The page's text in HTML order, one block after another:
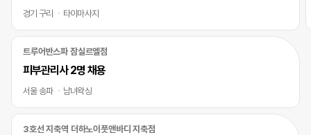
경기 구리 타이마사지
트루어반스파 잠실르엘점
피부관리사 2명 채용
서울 송파 남녀왁싱
3호선 지축역 더하노이풋앤바디 지축점